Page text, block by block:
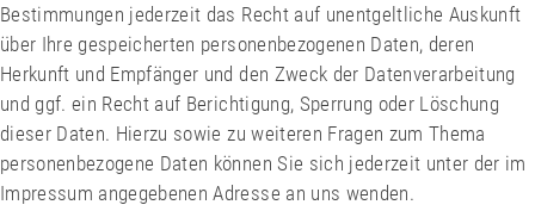
Bestimmungen jederzeit das Recht auf unentgeltliche Auskunft
über Ihre gespeicherten personenbezogenen Daten, deren
Herkunft und Empfänger und den Zweck der Datenverarbeitung
und ggf. ein Recht auf Berichtigung, Sperrung oder Löschung
dieser Daten. Hierzu sowie zu weiteren Fragen zum Thema
personenbezogene Daten können Sie sich jederzeit unter der im
Impressum angegebenen Adresse an uns wenden.